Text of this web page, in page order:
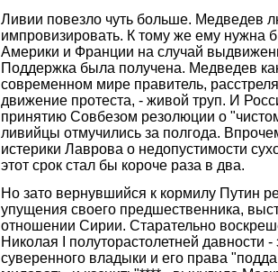
Ливии повезло чуть больше. Медведев
импровизировать. К тому же ему нужна
Америки и Франции на случай
Поддержка была получена. Медведев
современном мире правитель,
движение протеста, - живой труп. И
принятию Совбезом резолюции о
ливийцы отмучились за полгода.
истерики Лаврова о недопустимости
этот срок стал бы короче раза в два.
Но зато вернувшийся к кормилу Путин
упущения своего предшественника,
отношении Сирии. Старательно
Николая I полуторастолетней давности
суверенного владыки и его права